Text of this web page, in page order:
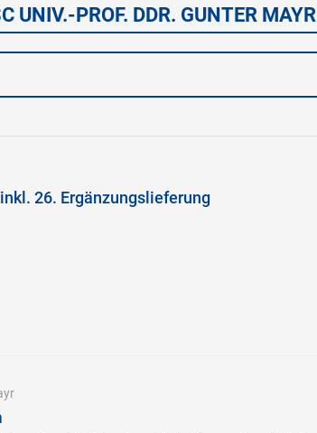
UNIV.-PROF. DDR. GUNTER MAYR
26. Ergänzungslieferung